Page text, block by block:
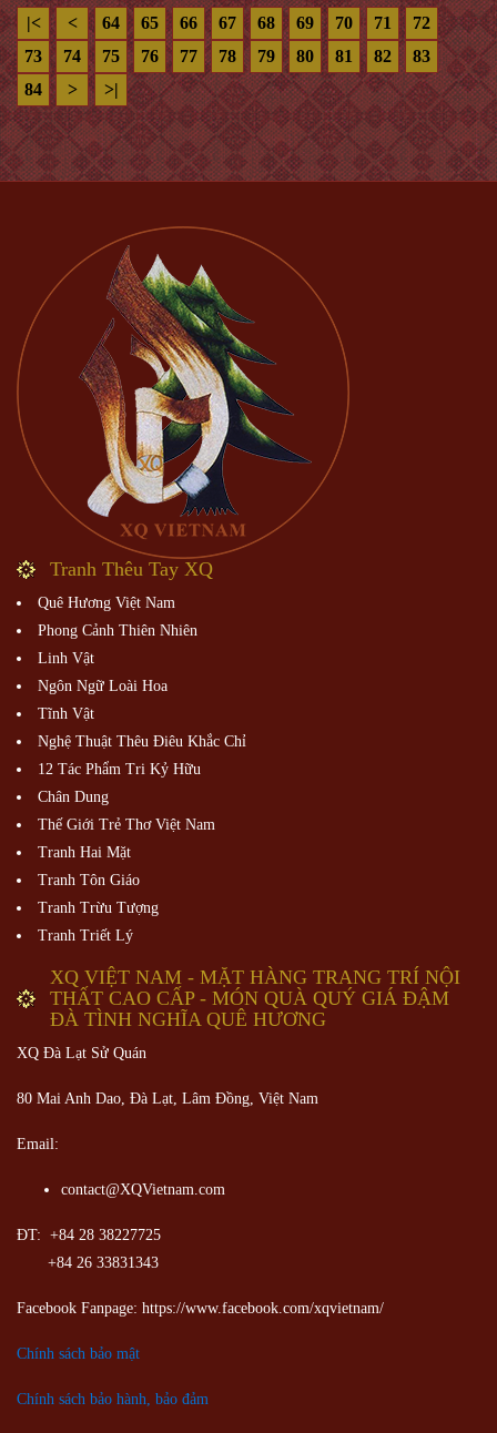
|< < 64 65 66 67 68 69 70 71
72
73
74 75 76 77 78 79 80 81 82
83
84
> >|
Tranh Thêu Tay XQ
Quê Hương Việt Nam
Phong Cảnh Thiên Nhiên
Linh Vật
Ngôn Ngữ Loài Hoa
Tĩnh Vật
Nghệ Thuật Thêu Điêu Khắc Chỉ
12 Tác Phẩm Tri Kỷ Hữu
Chân Dung
Thế Giới Trẻ Thơ Việt Nam
Tranh Hai Mặt
Tranh Tôn Giáo
Tranh Trừu Tượng
Tranh Triết Lý
XQ VIỆT NAM - MẶT HÀNG TRANG TRÍ NỘI
THẤT CAO CẤP - MÓN QUÀ QUÝ GIÁ ĐẬM
ĐÀ TÌNH NGHĨA QUÊ HƯƠNG
XQ Đà Lạt Sử Quán
80 Mai Anh Dao, Đà Lạt, Lâm Đồng, Việt Nam
Email:
contact@XQVietnam.com
ĐT: +84 28 38227725
+84 26 33831343
Facebook Fanpage: https://www.facebook.com/xqvietnam/
Chính sách bảo mật
Chính sách bảo hành, bảo đảm